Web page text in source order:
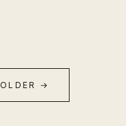
OLDER →